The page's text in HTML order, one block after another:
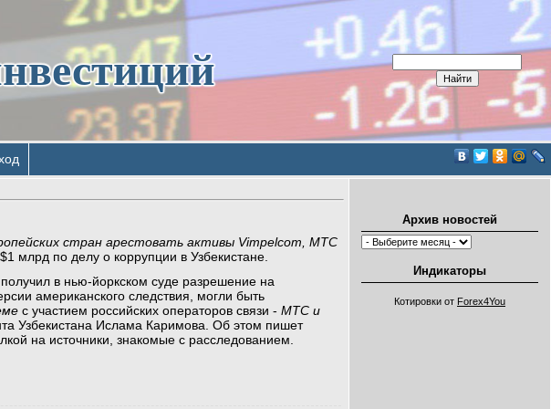
стран арестовать активы Vimpelcom, МТС
млрд по делу о коррупции в Узбекистане.
в нью-йоркском суде разрешение на
американского следствия, могли быть
с участием российских операторов связи - МТС и
Узбекистана Ислама Каримова. Об этом пишет
на источники, знакомые с расследованием.
Архив новостей
Индикаторы
Котировки от Forex4You